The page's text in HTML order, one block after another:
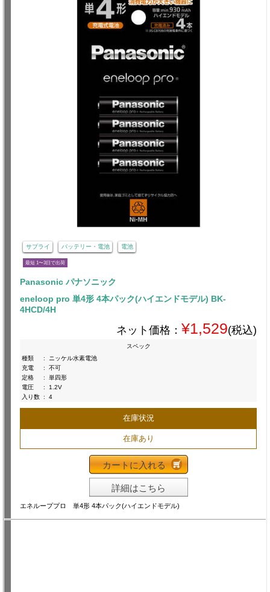
サプライ バッテリー・電池 電池
最短 1〜3日で出荷
Panasonic パナソニック
eneloop pro 単4形 4本パック(ハイエンドモデル) BK-
4HCD/4H
ネット価格： ¥1,529(税込)
スペック
種類
:
ニッケル水素電池
充電
:
不可
定格
:
単四形
電圧
:
1.2V
入り数 : 4
在庫状況
在庫あり
カートに入れる
詳細はこちら
エネループプロ 単4形 4本パック(ハイエンドモデル)